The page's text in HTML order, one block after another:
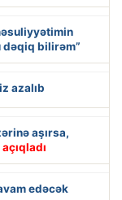
dəqiq bilirəm”
azalıb
aşırsa,
edəcək